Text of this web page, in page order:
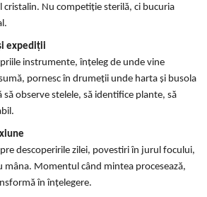
Nu competiție sterilă, ci bucuria
expediții
instrumente, înțeleg de unde vine
pornesc în drumeții unde harta și busola
să observe stelele, să identifice plante, să
descoperirile zilei, povestiri în jurul focului,
mâna. Momentul când mintea procesează,
în înțelegere.